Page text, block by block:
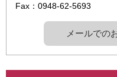
Fax：0948-62-5693
メールでの